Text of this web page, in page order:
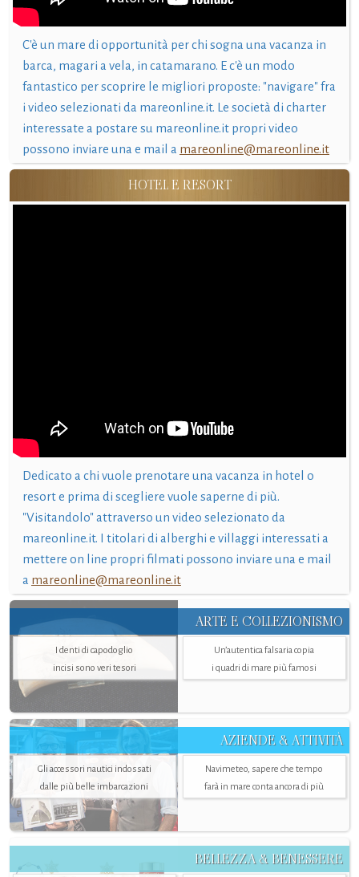
C'è un mare di opportunità per chi sogna una vacanza in
barca, magari a vela, in catamarano. E c'è un modo
fantastico per scoprire le migliori proposte: "navigare" fra
i video selezionati da mareonline.it. Le società di charter
interessate a postare su mareonline.it propri video
possono inviare una e mail a mareonline@mareonline.it
HOTEL E RESORT
Dedicato a chi vuole prenotare una vacanza in hotel o
resort e prima di scegliere vuole saperne di più.
"Visitandolo" attraverso un video selezionato da
mareonline.it. I titolari di alberghi e villaggi interessati a
mettere on line propri filmati possono inviare una e mail
a mareonline@mareonline.it
ARTE E COLLEZIONISMO
I denti di capodoglio
incisi sono veri tesori
Un’autentica falsaria copia
i quadri di mare più famosi
AZIENDE & ATTIVITÀ
Gli accessori nautici indossati
dalle più belle imbarcazioni
Navimeteo, sapere che tempo
farà in mare conta ancora di più
BELLEZZA & BENESSERE